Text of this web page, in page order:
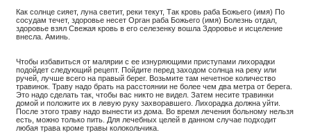
Как солнце сияет, луна светит, реки текут, Так кровь раба Божьего (имя) По
сосудам течет, здоровье несет Орган раба Божьего (имя) Болезнь отдал,
здоровье взял Свежая кровь в его селезенку вошла Здоровье и исцеление
внесла. Аминь.
Чтобы избавиться от малярии с ее изнуряющими приступами лихорадки
подойдет следующий рецепт. Пойдите перед заходом солнца на реку или
ручей, лучше всего на правый берег. Возьмите там нечетное количество
травинок. Траву надо брать на расстоянии не более чем два метра от берега.
Это надо сделать так, чтобы вас никто не видел. Затем несите травинки
домой и положите их в левую руку захворавшего. Лихорадка должна уйти.
После этого траву надо вынести из дома. Во время лечения больному нельзя
есть, можно только пить. Для лечебных целей в данном случае подходит
любая трава кроме травы колокольчика.